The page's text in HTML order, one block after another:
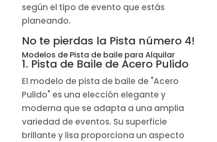
según el tipo de evento que estás
planeando.
No te pierdas la Pista número 4!
Modelos de Pista de baile para Alquilar
1. Pista de Baile de Acero Pulido
El modelo de pista de baile de "Acero
Pulido" es una elección elegante y
moderna que se adapta a una amplia
variedad de eventos. Su superficie
brillante y lisa proporciona un aspecto